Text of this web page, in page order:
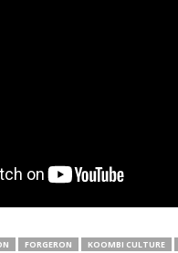
FORGERON KOOMBI CULTURE